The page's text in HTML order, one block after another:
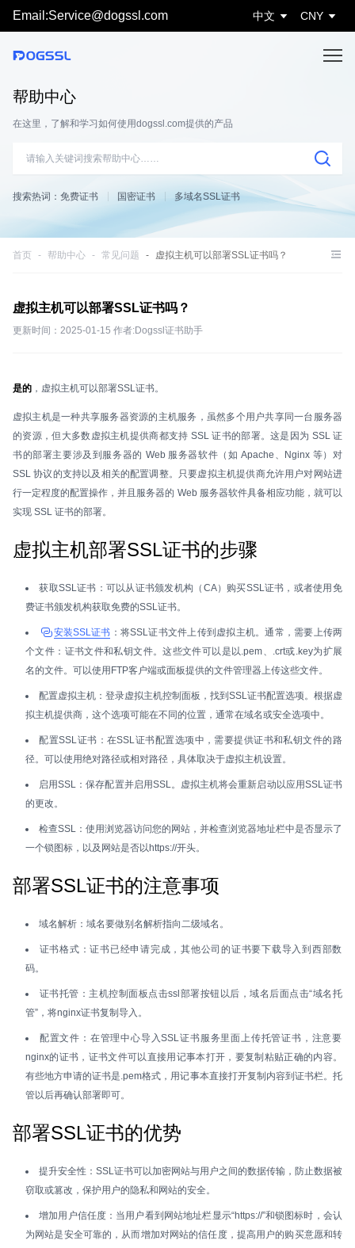
Email:Service@dogssl.com 中文 CNY
帮助中心
在这里，了解和学习如何使用dogssl.com提供的产品
搜索热词： 免费证书 国密证书 多域名SSL证书
首页 帮助中心 常见问题 虚拟主机可以部署SSL证书吗？
虚拟主机可以部署SSL证书吗？
更新时间：2025-01-15 作者:Dogssl证书助手
是的 ，虚拟主机可以部署SSL证书。
虚拟主机是一种共享服务器资源的主机服务，虽然多个用户共享同一台服务器
的资源，但大多数虚拟主机提供商都支持 SSL 证书的部署。这是因为 SSL 证
书的部署主要涉及到服务器的 Web 服务器软件（如 Apache、Nginx 等）对
SSL 协议的支持以及相关的配置调整。只要虚拟主机提供商允许用户对网站进
行一定程度的配置操作，并且服务器的 Web 服务器软件具备相应功能，就可以
实现 SSL 证书的部署。
虚拟主机部署SSL证书的步骤
获取SSL证书：可以从证书颁发机构（CA）购买SSL证书，或者使用免
费证书颁发机构获取免费的SSL证书。
安装SSL证书 ：将SSL证书文件上传到虚拟主机。通常，需要上传两
个文件：证书文件和私钥文件。这些文件可以是以.pem、.crt或.key为扩展
名的文件。可以使用FTP客户端或面板提供的文件管理器上传这些文件。
配置虚拟主机：登录虚拟主机控制面板，找到SSL证书配置选项。根据虚
拟主机提供商，这个选项可能在不同的位置，通常在域名或安全选项中。
配置SSL证书：在SSL证书配置选项中，需要提供证书和私钥文件的路
径。可以使用绝对路径或相对路径，具体取决于虚拟主机设置。
启用SSL：保存配置并启用SSL。虚拟主机将会重新启动以应用SSL证书
的更改。
检查SSL：使用浏览器访问您的网站，并检查浏览器地址栏中是否显示了
一个锁图标，以及网站是否以https://开头。
部署SSL证书的注意事项
域名解析：域名要做别名解析指向二级域名。
证书格式：证书已经申请完成，其他公司的证书要下载导入到西部数
码。
证书托管：主机控制面板点击ssl部署按钮以后，域名后面点击“域名托
管”，将nginx证书复制导入。
配置文件：在管理中心导入SSL证书服务里面上传托管证书，注意要
nginx的证书，证书文件可以直接用记事本打开，要复制粘贴正确的内容。
有些地方申请的证书是.pem格式，用记事本直接打开复制内容到证书栏。托
管以后再确认部署即可。
部署SSL证书的优势
提升安全性：SSL证书可以加密网站与用户之间的数据传输，防止数据被
窃取或篡改，保护用户的隐私和网站的安全。
增加用户信任度：当用户看到网站地址栏显示“https://”和锁图标时，会认
为网站是安全可靠的，从而增加对网站的信任度，提高用户的购买意愿和转